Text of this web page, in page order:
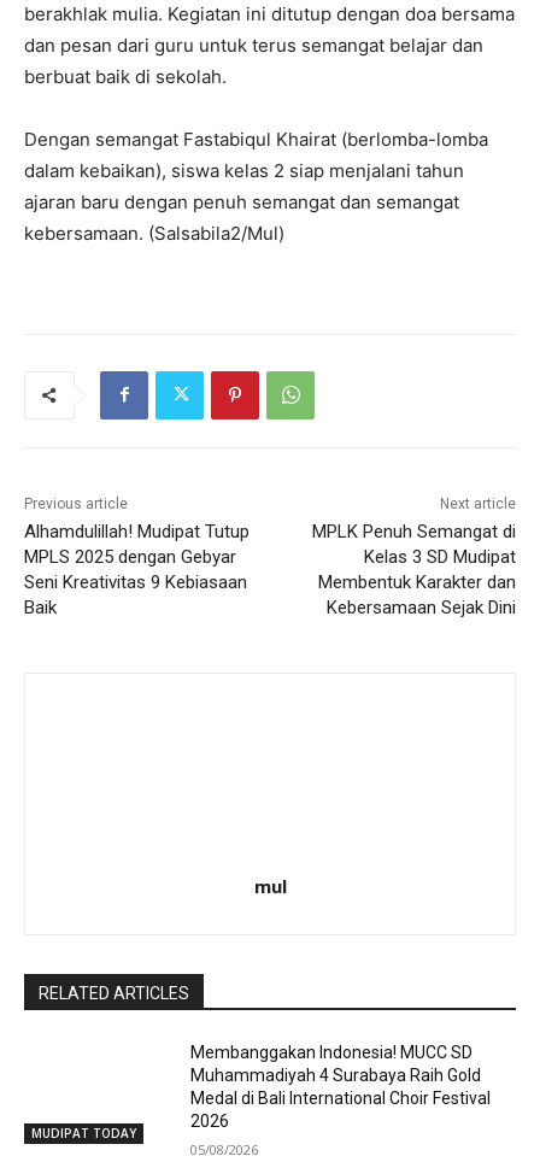
berakhlak mulia. Kegiatan ini ditutup dengan doa bersama
dan pesan dari guru untuk terus semangat belajar dan
berbuat baik di sekolah.
Dengan semangat Fastabiqul Khairat (berlomba-lomba
dalam kebaikan), siswa kelas 2 siap menjalani tahun
ajaran baru dengan penuh semangat dan semangat
kebersamaan. (Salsabila2/Mul)
Previous article
Alhamdulillah! Mudipat Tutup
MPLS 2025 dengan Gebyar
Seni Kreativitas 9 Kebiasaan
Baik
Next article
MPLK Penuh Semangat di
Kelas 3 SD Mudipat
Membentuk Karakter dan
Kebersamaan Sejak Dini
mul
RELATED ARTICLES
MUDIPAT TODAY
Membanggakan Indonesia! MUCC SD
Muhammadiyah 4 Surabaya Raih Gold
Medal di Bali International Choir Festival
2026
05/08/2026